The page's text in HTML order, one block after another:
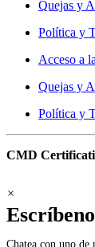
Quejas y
Política y
Acceso a
Quejas y
Política y
CMD
×
Chatea con uno de